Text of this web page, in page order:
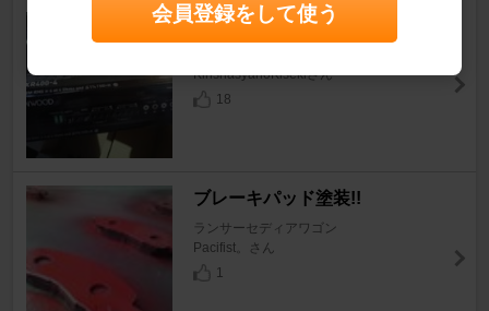
KENWOOD XR400-4
KinshasyanoKisekiさん
18
ブレーキパッド塗装!!
ランサーセディアワゴン
Pacifist。さん
1
会員登録をして使う